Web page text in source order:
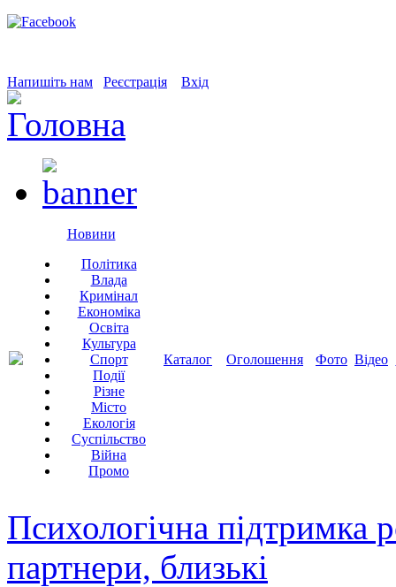
Напишіть нам Реєстрація Вхід
Новини
Політика
Влада
Кримінал
Економіка
Освіта
Культура
Спорт
Події
Різне
Місто
Екологія
Суспільство
Війна
Промо
Каталог Оголошення Фото Відео
Психологічна підтримка
партнери, близькі